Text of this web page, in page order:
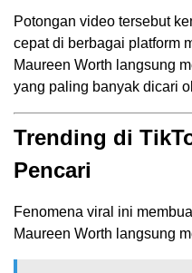
Potongan video tersebut
cepat di berbagai platform
Maureen Worth langsung
yang paling banyak dicari
Trending di
Pencari
Fenomena viral ini
Maureen Worth langsung